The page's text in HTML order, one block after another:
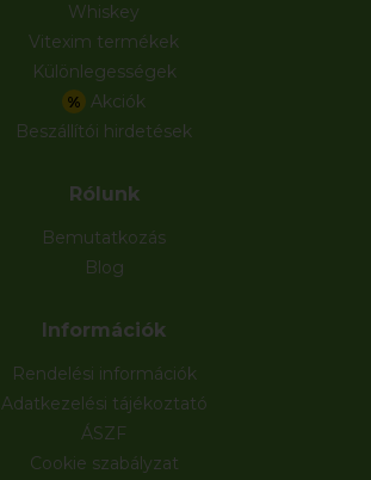
Whiskey
Vitexim termékek
Különlegességek
% Akciók
Beszállítói hirdetések
Rólunk
Bemutatkozás
Blog
Információk
Rendelési információk
Adatkezelési tájékoztató
ÁSZF
Cookie szabályzat